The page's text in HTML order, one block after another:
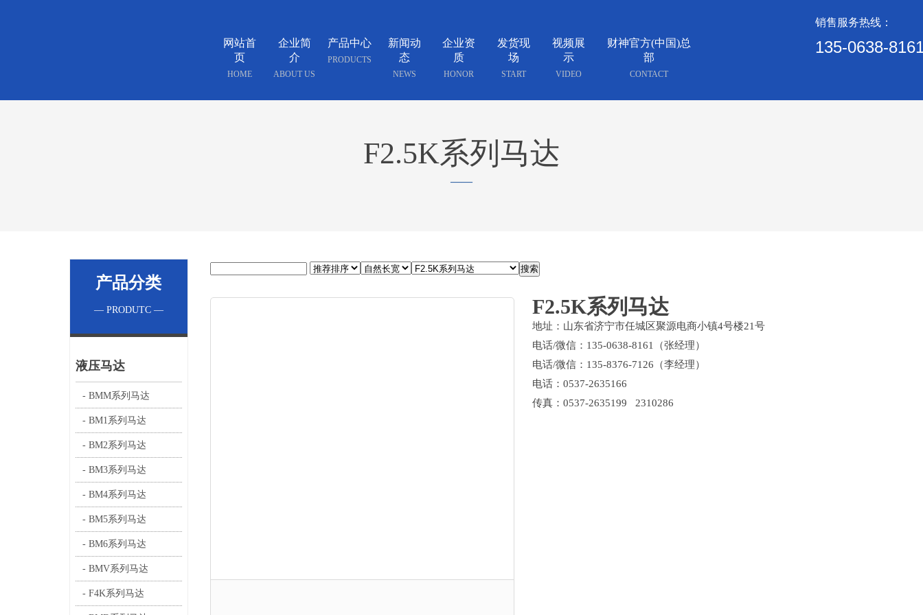
网站首
页
HOME
企业简
介
ABOUT US
产品中心
PRODUCTS
新闻动
态
NEWS
企业资
质
HONOR
发货现
场
START
视频展
示
VIDEO
财神官方(中国)总
部
CONTACT
销售服务热线：
135-0638-
F2.5K系列马达
——
产品分类
— PRODUTC —
液压马达
- BMM系列马达
- BM1系列马达
- BM2系列马达
- BM3系列马达
- BM4系列马达
- BM5系列马达
- BM6系列马达
- BMV系列马达
- F4K系列马达
F2.5K系列马达
地址：山东省济宁市任城区聚源电商小镇4号楼21号
电话/微信：135-0638-8161（张经理）
电话/微信：135-8376-7126（李经理）
电话：0537-2635166
传真：0537-2635199 2310286